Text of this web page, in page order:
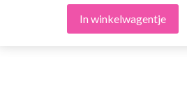
In winkelwagentje